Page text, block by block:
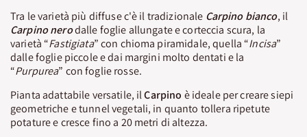
Tra le varietà più diffuse c'è il tradizionale Carpino bianco, il
Carpino nerodalle foglie allungate e corteccia scura, la
varietà “Fastigiata” con chioma piramidale, quella “Incisa”
dalle foglie piccole e dai margini molto dentati e la
“Purpurea” con foglie rosse.
Pianta adattabile versatile, ilCarpino è ideale per creare siepi
geometriche e tunnel vegetali, in quanto tollera ripetute
potature e cresce fino a 20 metri di altezza.